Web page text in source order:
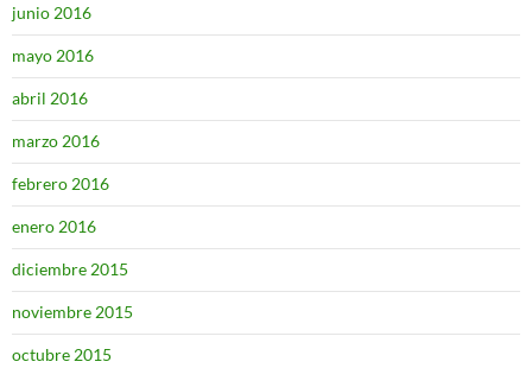
junio 2016
mayo 2016
abril 2016
marzo 2016
febrero 2016
enero 2016
diciembre 2015
noviembre 2015
octubre 2015